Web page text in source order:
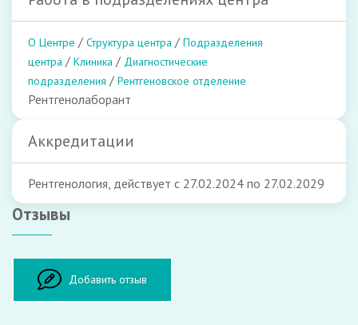
О Центре / Структура центра / Подразделения
центра / Клиника / Диагностические
подразделения / Рентгеновское отделение
Рентгенолаборант
Аккредитации
Рентгенология, действует с 27.02.2024 по 27.02.2029
Отзывы
Добавить отзыв
Оставить отзыв